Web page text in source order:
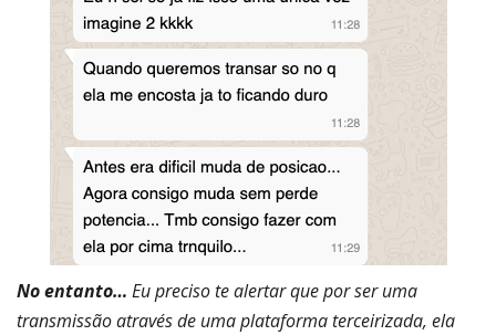
No entanto… Eu preciso te alertar que por ser uma
transmissão através de uma plataforma terceirizada, ela